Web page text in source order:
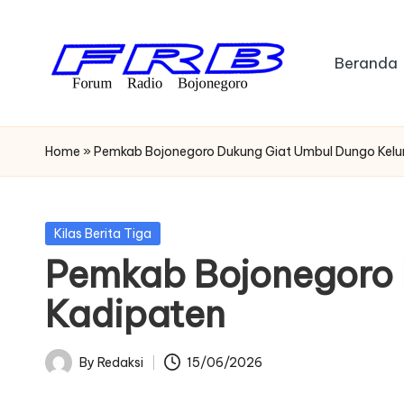
F
o
u
m
R
a
Radio
Bojonegoro
Beranda
Home » Pemkab Bojonegoro Dukung Giat Umbul Dungo
Posted
Kilas Berita Tiga
Pemkab
Kadipaten
Posted
By Redaksi 15/06/2026